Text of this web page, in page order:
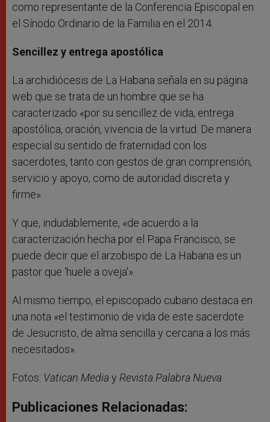
como representante de la Conferencia Episcopal en
el Sínodo Ordinario de la Familia en el 2014.
Sencillez y entrega apostólica
La archidiócesis de La Habana señala en su página
web que se trata de un hombre que se ha
caracterizado «por su sencillez de vida, entrega
apostólica, oración, vivencia de la virtud. De manera
especial su sentido de fraternidad con los
sacerdotes, tanto con gestos de gran comprensión,
servicio y apoyo, como de autoridad discreta y
firme».
Y que, indudablemente, «de acuerdo a la
caracterización hecha por el Papa Francisco, se
puede decir que el arzobispo de La Habana es un
pastor que ‘huele a oveja'».
Al mismo tiempo, el episcopado cubano destaca en
una nota «el testimonio de vida de este sacerdote
de Jesucristo, de alma sencilla y cercana a los más
necesitados».
Fotos: Vatican Media y Revista Palabra Nueva
Publicaciones Relacionadas: